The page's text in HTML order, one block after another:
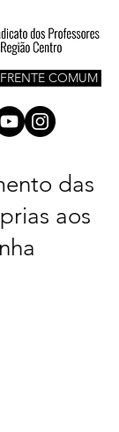
FRENTE COMUM
das
aos